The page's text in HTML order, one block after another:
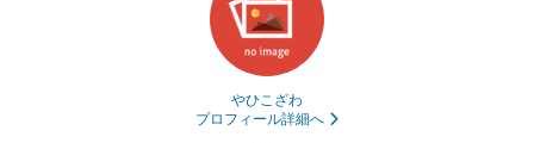
やひこざわ
プロフィール詳細へ